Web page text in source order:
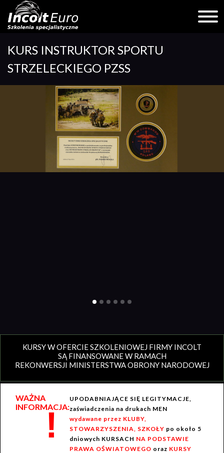
content
KURS INSTRUKTOR SPORTU
STRZELECKIEGO PZSS
KURSY W OFERCIE SZKOLENIOWEJ FIRMY INCOLT
SĄ FINANSOWANE W RAMACH
REKONWERSJI MINISTERSTWA OBRONY NARODOWEJ
WAŻNA
INFORMACJA:
!
UPODABNIAJĄCE SIĘ LEGITYMACJE,
zaświadczenia na drukach MEN
wydawane przez KLUBY,
STOWARZYSZENIA, SZKOŁY po około 5
dniowych KURSACH NA PODSTAWIE
PRAWA OŚWIATOWEGO oraz KURSY